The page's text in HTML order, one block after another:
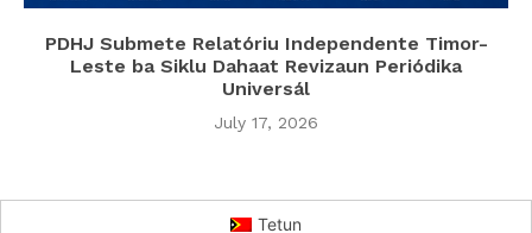
PDHJ Submete Relatóriu Independente Timor-
Leste ba Siklu Dahaat Revizaun Periódika
Universál
July 17, 2026
Tetun